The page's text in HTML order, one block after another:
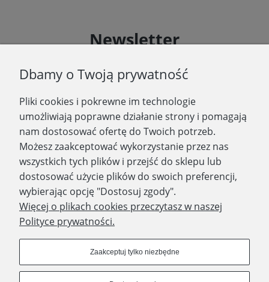
Newsletter
informacje o nowościach i promocjach.
Zapisz się
WYDAWNICTWO PROMIC
PRODUKTY
Dbamy o Twoją prywatność
Pliki cookies i pokrewne im technologie
umożliwiają poprawne działanie strony i pomagają
nam dostosować ofertę do Twoich potrzeb.
Możesz zaakceptować wykorzystanie przez nas
wszystkich tych plików i przejść do sklepu lub
dostosować użycie plików do swoich preferencji,
wybierając opcję "Dostosuj zgody".
Więcej o plikach cookies przeczytasz w naszej
Polityce prywatności.
Zaakceptuj tylko niezbędne